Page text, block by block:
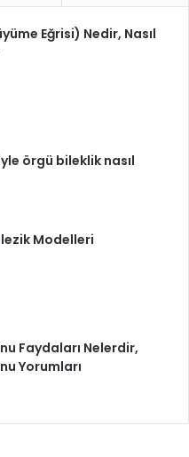
Eğrisi) Nedir, Nasıl
örgü bileklik nasıl
Modelleri
Faydaları Nelerdir,
Yorumları